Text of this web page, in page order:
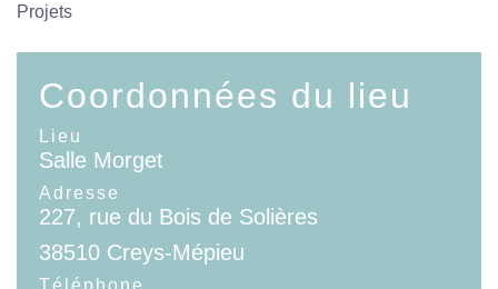
Projets
Coordonnées du lieu
Lieu
Salle Morget
Adresse
227, rue du Bois de Solières
38510 Creys-Mépieu
Téléphone